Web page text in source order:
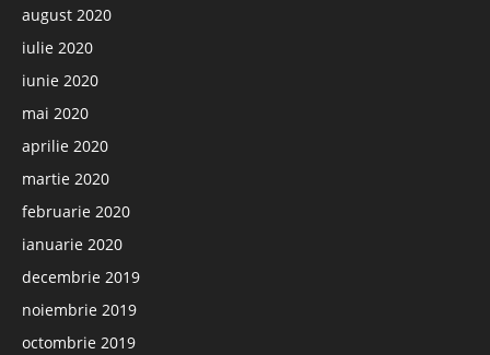
august 2020
iulie 2020
iunie 2020
mai 2020
aprilie 2020
martie 2020
februarie 2020
ianuarie 2020
decembrie 2019
noiembrie 2019
octombrie 2019